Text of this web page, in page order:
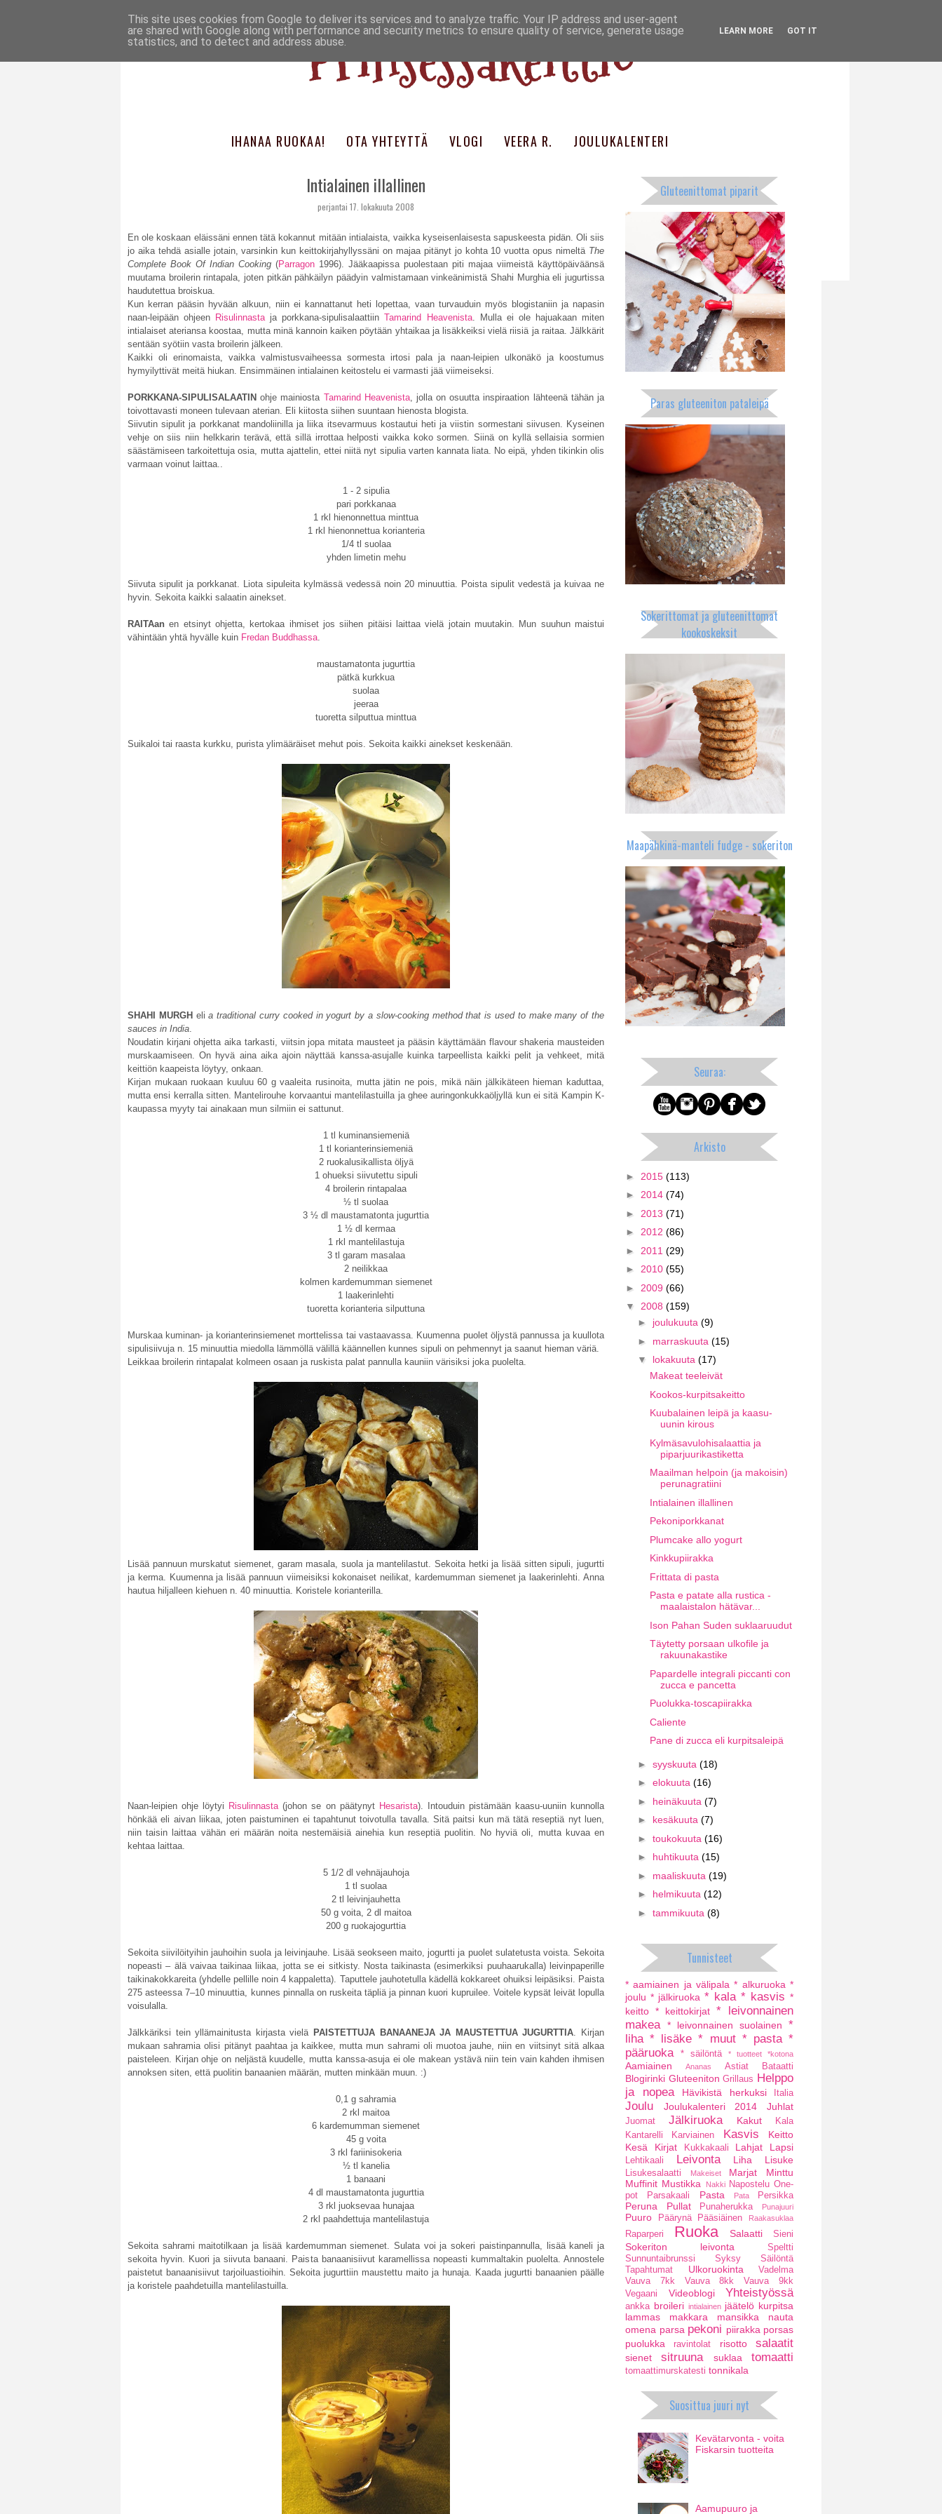
Prinsessakeittiö
IHANAA RUOKAA! OTA YHTEYTTÄ VLOGI VEERA R. JOULUKALENTERI
Intialainen illallinen
perjantai 17. lokakuuta 2008
En ole koskaan eläissäni ennen tätä kokannut mitään intialaista, vaikka kyseisenlaisesta sapuskeesta pidän. Oli siis
jo aika tehdä asialle jotain, varsinkin kun keittokirjahyllyssäni on majaa pitänyt jo kohta 10 vuotta opus nimeltä The
Complete Book Of Indian Cooking (Parragon 1996). Jääkaapissa puolestaan piti majaa viimeistä käyttöpäiväänsä
muutama broilerin rintapala, joten pitkän pähkäilyn päädyin valmistamaan vinkeänimistä Shahi Murghia eli jugurtissa
haudutettua broiskua.
Kun kerran pääsin hyvään alkuun, niin ei kannattanut heti lopettaa, vaan turvauduin myös blogistaniin ja napasin
naan-leipään ohjeen Risulinnastaja porkkana-sipulisalaattiinTamarind Heavenista. Mulla ei ole hajuakaan miten
intialaiset ateriansa koostaa, mutta minä kannoin kaiken pöytään yhtaikaa ja lisäkkeiksi vielä riisiä ja raitaa. Jälkkärit
sentään syötiin vasta broilerin jälkeen.
Kaikki oli erinomaista, vaikka valmistusvaiheessa sormesta irtosi pala ja naan-leipien ulkonäkö ja koostumus
hymyilyttivät meitä hiukan. Ensimmäinen intialainen keitostelu ei varmasti jää viimeiseksi.
PORKKANA-SIPULISALAATIN ohje mainiosta Tamarind Heavenista, jolla on osuutta inspiraation lähteenä tähän ja
toivottavasti moneen tulevaan aterian. Eli kiitosta siihen suuntaan hienosta blogista.
Siivutin sipulit ja porkkanat mandoliinilla ja liika itsevarmuus kostautui heti ja viistin sormestani siivusen. Kyseinen
vehje on siis niin helkkarin terävä, että sillä irrottaa helposti vaikka koko sormen. Siinä on kyllä sellaisia sormien
säästämiseen tarkoitettuja osia, mutta ajattelin, ettei niitä nyt sipulia varten kannata liata. No eipä, yhden tikinkin olis
varmaan voinut laittaa..
1 - 2 sipulia
pari porkkanaa
1 rkl hienonnettua minttua
1 rkl hienonnettua korianteria
1/4 tl suolaa
yhden limetin mehu
Siivuta sipulit ja porkkanat. Liota sipuleita kylmässä vedessä noin 20 minuuttia. Poista sipulit vedestä ja kuivaa ne
hyvin. Sekoita kaikki salaatin ainekset.
RAITAan en etsinyt ohjetta, kertokaa ihmiset jos siihen pitäisi laittaa vielä jotain muutakin. Mun suuhun maistui
vähintään yhtä hyvälle kuin Fredan Buddhassa.
maustamatonta jugurttia
pätkä kurkkua
suolaa
jeeraa
tuoretta silputtua minttua
Suikaloi tai raasta kurkku, purista ylimääräiset mehut pois. Sekoita kaikki ainekset keskenään.
SHAHI MURGH elia traditional curry cooked in yogurt by a slow-cooking method that is used to make many of the
sauces in India.
Noudatin kirjani ohjetta aika tarkasti, viitsin jopa mitata mausteet ja pääsin käyttämään flavour shakeria mausteiden
murskaamiseen. On hyvä aina aika ajoin näyttää kanssa-asujalle kuinka tarpeellista kaikki pelit ja vehkeet, mitä
keittiön kaapeista löytyy, onkaan.
Kirjan mukaan ruokaan kuuluu 60 g vaaleita rusinoita, mutta jätin ne pois, mikä näin jälkikäteen hieman kaduttaa,
mutta ensi kerralla sitten. Mantelirouhe korvaantui mantelilastuilla ja ghee auringonkukkaöljyllä kun ei sitä Kampin K-
kaupassa myyty tai ainakaan mun silmiin ei sattunut.
1 tl kuminansiemeniä
1 tl korianterinsiemeniä
2 ruokalusikallista öljyä
1 ohueksi siivutettu sipuli
4 broilerin rintapalaa
½ tl suolaa
3 ½ dl maustamatonta jugurttia
1 ½ dl kermaa
1 rkl mantelilastuja
3 tl garam masalaa
2 neilikkaa
kolmen kardemumman siemenet
1 laakerinlehti
tuoretta korianteria silputtuna
Murskaa kuminan- ja korianterinsiemenet morttelissa tai vastaavassa. Kuumenna puolet öljystä pannussa ja kuullota
sipulisiivuja n. 15 minuuttia miedolla lämmöllä välillä käännellen kunnes sipuli on pehmennyt ja saanut hieman väriä.
Leikkaa broilerin rintapalat kolmeen osaan ja ruskista palat pannulla kauniin värisiksi joka puolelta.
Lisää pannuun murskatut siemenet, garam masala, suola ja mantelilastut. Sekoita hetki ja lisää sitten sipuli, jugurtti
ja kerma. Kuumenna ja lisää pannuun viimeisiksi kokonaiset neilikat, kardemumman siemenet ja laakerinlehti. Anna
hautua hiljalleen kiehuen n. 40 minuuttia. Koristele korianterilla.
Naan-leipien ohje löytyi Risulinnasta(johon se on päätynyt Hesarista). Intouduin pistämään kaasu-uuniin kunnolla
hönkää eli aivan liikaa, joten paistuminen ei tapahtunut toivotulla tavalla. Sitä paitsi kun mä tätä reseptiä nyt luen,
niin taisin laittaa vähän eri määrän noita nestemäisiä ainehia kun reseptiä puolitin. No hyviä oli, mutta kuvaa en
kehtaa laittaa.
5 1/2 dl vehnäjauhoja
1 tl suolaa
2 tl leivinjauhetta
50 g voita, 2 dl maitoa
200 g ruokajogurttia
Sekoita siivilöityihin jauhoihin suola ja leivinjauhe. Lisää seokseen maito, jogurtti ja puolet sulatetusta voista. Sekoita
nopeasti – älä vaivaa taikinaa liikaa, jotta se ei sitkisty. Nosta taikinasta (esimerkiksi puuhaarukalla) leivinpaperille
taikinakokkareita (yhdelle pellille noin 4 kappaletta). Taputtele jauhotetulla kädellä kokkareet ohuiksi leipäsiksi. Paista
275 asteessa 7–10 minuuttia, kunnes pinnalla on ruskeita täpliä ja pinnan kuori kupruilee. Voitele kypsät leivät lopulla
voisulalla.
Jälkkäriksi tein yllämainitusta kirjasta vielä PAISTETTUJA BANAANEJA JA MAUSTETTUA JUGURTTIA. Kirjan
mukaan sahramia olisi pitänyt paahtaa ja kaikkee, mutta mun sahrami oli muotoa jauhe, niin en viitsinyt sitä alkaa
paisteleen. Kirjan ohje on neljästä kuudelle, mutta kanssa-asuja ei ole makean ystävä niin tein vain kahden ihmisen
annoksen siten, että puolitin banaanien määrän, mutten minkään muun. :)
0,1 g sahramia
2 rkl maitoa
6 kardemumman siemenet
45 g voita
3 rkl fariinisokeria
½ tl kanelia
1 banaani
4 dl maustamatonta jugurttia
3 rkl juoksevaa hunajaa
2 rkl paahdettuja mantelilastuja
Sekoita sahrami maitotilkaan ja lisää kardemumman siemenet. Sulata voi ja sokeri paistinpannulla, lisää kaneli ja
sekoita hyvin. Kuori ja siivuta banaani. Paista banaanisiivut karamellissa nopeasti kummaltakin puolelta. Annostele
paistetut banaanisiivut tarjoiluastioihin. Sekoita jugurttiin maustettu maito ja hunaja. Kaada jugurtti banaanien päälle
ja koristele paahdetuilla mantelilastuilla.
Gluteenittomat piparit
Paras gluteeniton pataleipä
Sokerittomat ja gluteenittomat
kookoskeksit
Maapähkinä-manteli fudge - sokeriton
Seuraa:
Arkisto
► 2015 (113)
► 2014 (74)
► 2013 (71)
► 2012 (86)
► 2011 (29)
► 2010 (55)
► 2009 (66)
▼ 2008 (159)
► joulukuuta (9)
► marraskuuta (15)
▼ lokakuuta (17)
Makeat teeleivät
Kookos-kurpitsakeitto
Kuubalainen leipä ja kaasu-
uunin kirous
Kylmäsavulohisalaattia ja
piparjuurikastiketta
Maailman helpoin (ja makoisin)
perunagratiini
Intialainen illallinen
Pekoniporkkanat
Plumcake allo yogurt
Kinkkupiirakka
Frittata di pasta
Pasta e patate alla rustica -
maalaistalon hätävar...
Ison Pahan Suden suklaaruudut
Täytetty porsaan ulkofile ja
rakuunakastike
Papardelle integrali piccanti con
zucca e pancetta
Puolukka-toscapiirakka
Caliente
Pane di zucca eli kurpitsaleipä
► syyskuuta (18)
► elokuuta (16)
► heinäkuuta (7)
► kesäkuuta (7)
► toukokuuta (16)
► huhtikuuta (15)
► maaliskuuta (19)
► helmikuuta (12)
► tammikuuta (8)
Tunnisteet
* aamiainen ja välipala * alkuruoka *
joulu * jälkiruoka * kala * kasvis *
keitto * keittokirjat * leivonnainen
makea
* leivonnainen suolainen
*
liha * lisäke * muut * pasta *
pääruoka
* säilöntä * tuotteet *kotona
Aamiainen Ananas Astiat Bataatti
Blogirinki Gluteeniton Grillaus Helppo
ja nopea
Hävikistä herkuksi Italia
Joulu Joulukalenteri 2014 Juhlat
Juomat Jälkiruoka Kakut
Kala
Kantarelli
Karviainen Kasvis
Keitto
Kesä
Kirjat Kukkakaali Lahjat Lapsi
Lehtikaali Leivonta Liha Lisuke
Lisukesalaatti Makeiset Marjat
Minttu
Muffinit Mustikka Nakki Napostelu One-
pot
Parsakaali Pasta Pata Persikka
Peruna Pullat Punaherukka Punajuuri
Puuro Päärynä Pääsiäinen Raakasuklaa
Raparperi Ruoka Salaatti Sieni
Sokeriton leivonta
Speltti
Sunnuntaibrunssi
Syksy
Säilöntä
Tapahtumat
Ulkoruokinta
Vadelma
Vauva 7kk
Vauva 8kk
Vauva 9kk
Vegaani
Videoblogi Yhteistyössä
ankka broileri intialainen jäätelö kurpitsa
lammas
makkara mansikka
nauta
omena parsa pekoni piirakka porsas
puolukka
ravintolat risotto salaatit
sienet sitruuna suklaa tomaatti
tomaattimurskatesti tonnikala
Suosittua juuri nyt
Kevätarvonta - voita
Fiskarsin tuotteita
Aamupuuro ja
This site uses cookies from Google to deliver its services and to analyze traffic. Your IP address and user-agent
are shared with Google along with performance and security metrics to ensure quality of service, generate usage
statistics, and to detect and address abuse.
LEARN MORE GOT IT